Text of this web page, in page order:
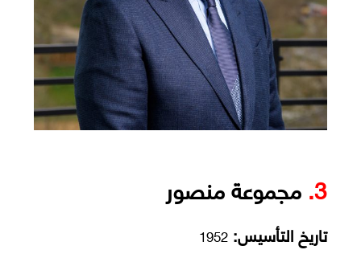
3. مجموعة منصور
تاريخ التأسيس:1952